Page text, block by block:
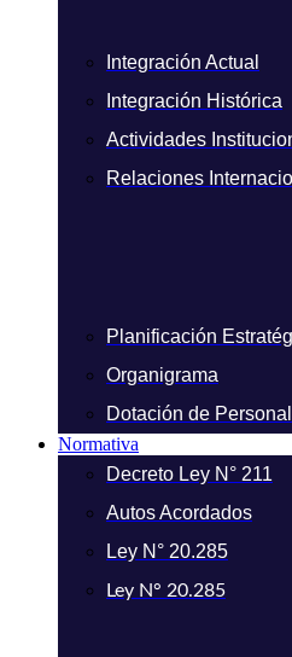
Integración Actual
Integración Histórica
Actividades
Relaciones
Planificación
Organigrama
Dotación de Personal
Normativa
Decreto Ley N° 211
Autos Acordados
Ley N° 20.285
Ley N° 20.285